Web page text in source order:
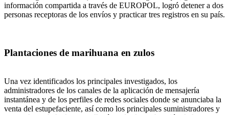
información compartida a través de EUROPOL, logró detener a dos
personas receptoras de los envíos y practicar tres registros en su país.
Plantaciones de marihuana en zulos
Una vez identificados los principales investigados, los
administradores de los canales de la aplicación de mensajería
instantánea y de los perfiles de redes sociales donde se anunciaba la
venta del estupefaciente, así como los principales suministradores y